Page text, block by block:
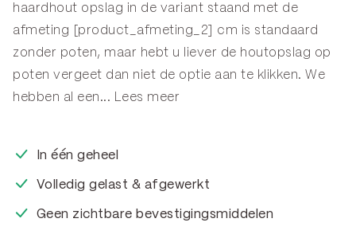
haardhout opslag in de variant staand met de
afmeting [product_afmeting_2] cm is standaard
zonder poten, maar hebt u liever de houtopslag op
poten vergeet dan niet de optie aan te klikken. We
hebben al een... Lees meer
In één geheel
Volledig gelast & afgewerkt
Geen zichtbare bevestigingsmiddelen